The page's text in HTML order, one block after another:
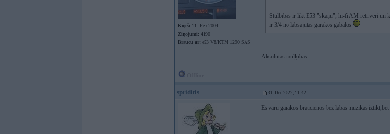
Kopš: 11. Feb 2004
Ziņojumi: 4190
Braucu ar: e53 V8/KTM 1290 SAS
Stulbības ir likt E53 "skaņu", hi-fi AM retrīveri un
ir 3/4 no labsajūtas garākos gabalos
Absolūtas muļķības.
spriditis 31. Dec 2022, 11:42
Es varu garākos braucienos bez labas mūzikas